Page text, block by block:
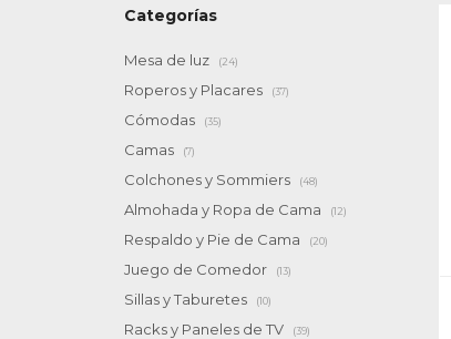
Categorías
Mesa de luz (24)
Roperos y Placares (37)
Cómodas (35)
Camas (7)
Colchones y Sommiers (48)
Almohada y Ropa de Cama (12)
Respaldo y Pie de Cama (20)
Juego de Comedor (13)
Sillas y Taburetes (10)
Racks y Paneles de TV (39)